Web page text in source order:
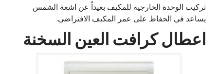
تركيب الوحدة الخارجية للمكيف بعيداً عن اشعة الشمس
يساعد في الحفاظ على عمر المكيف الافتراضي.
اعطال كرافت العين السخنة